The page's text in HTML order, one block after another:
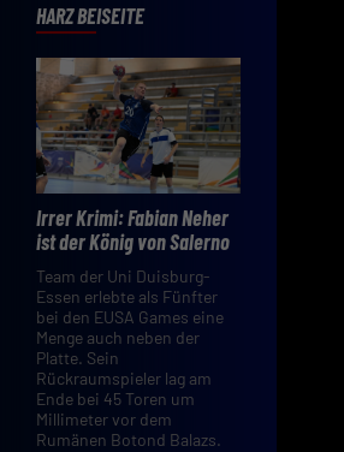
HARZ BEISEITE
Irrer Krimi: Fabian Neher
ist der König von Salerno
Team der Uni Duisburg-
Essen erlebte als Fünfter
bei den EUSA Games eine
Menge auch neben der
Platte. Sein
Rückraumspieler lag am
Ende bei 45 Toren um
Millimeter vor dem
Rumänen Botond Balazs.